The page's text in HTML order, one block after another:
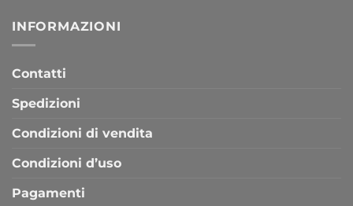
INFORMAZIONI
Contatti
Spedizioni
Condizioni di vendita
Condizioni d’uso
Pagamenti